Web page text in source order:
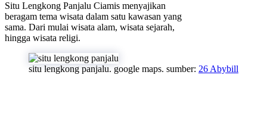
Situ Lengkong Panjalu Ciamis menyajikan
beragam tema wisata dalam satu kawasan yang
sama. Dari mulai wisata alam, wisata sejarah,
hingga wisata religi.
situ lengkong panjalu. google maps. sumber: 26 Abybill